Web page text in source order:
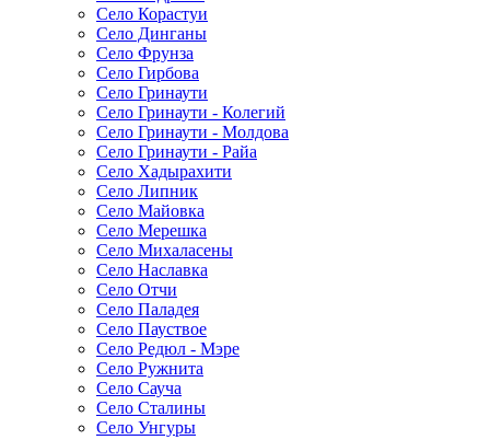
Село Корастуи
Село Динганы
Село Фрунза
Село Гирбова
Село Гринаути
Село Гринаути - Колегий
Село Гринаути - Молдова
Село Гринаути - Райа
Село Хадырахити
Село Липник
Село Майовка
Село Мерешка
Село Михаласены
Село Наславка
Село Отчи
Село Паладея
Село Пауствое
Село Редюл - Мэре
Село Ружнита
Село Сауча
Село Сталины
Село Унгуры